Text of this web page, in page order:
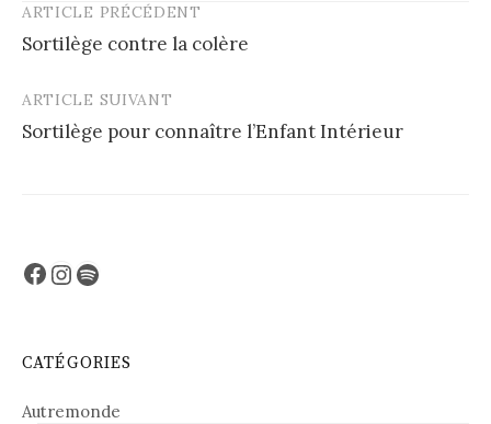
Post
navigation
ARTICLE PRÉCÉDENT
Sortilège contre la colère
ARTICLE SUIVANT
Sortilège pour connaître l’Enfant Intérieur
Facebook
Instagram
Spotify
CATÉGORIES
Autremonde